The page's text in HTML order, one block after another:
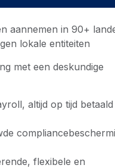
aannemen in 90+
lokale entiteiten
met een deskundige
altijd op tijd betaald
flexibele en